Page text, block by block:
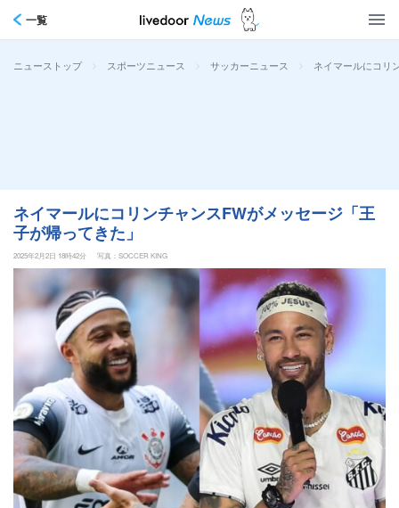
一覧
ニューストップ > スポーツニュース > サッカーニュース > ネイマールにコリ
ネイマールにコリンチャンスFWがメッセージ「王
子が帰ってきた」
2025年2月2日 18時42分 写真：SOCCER KING